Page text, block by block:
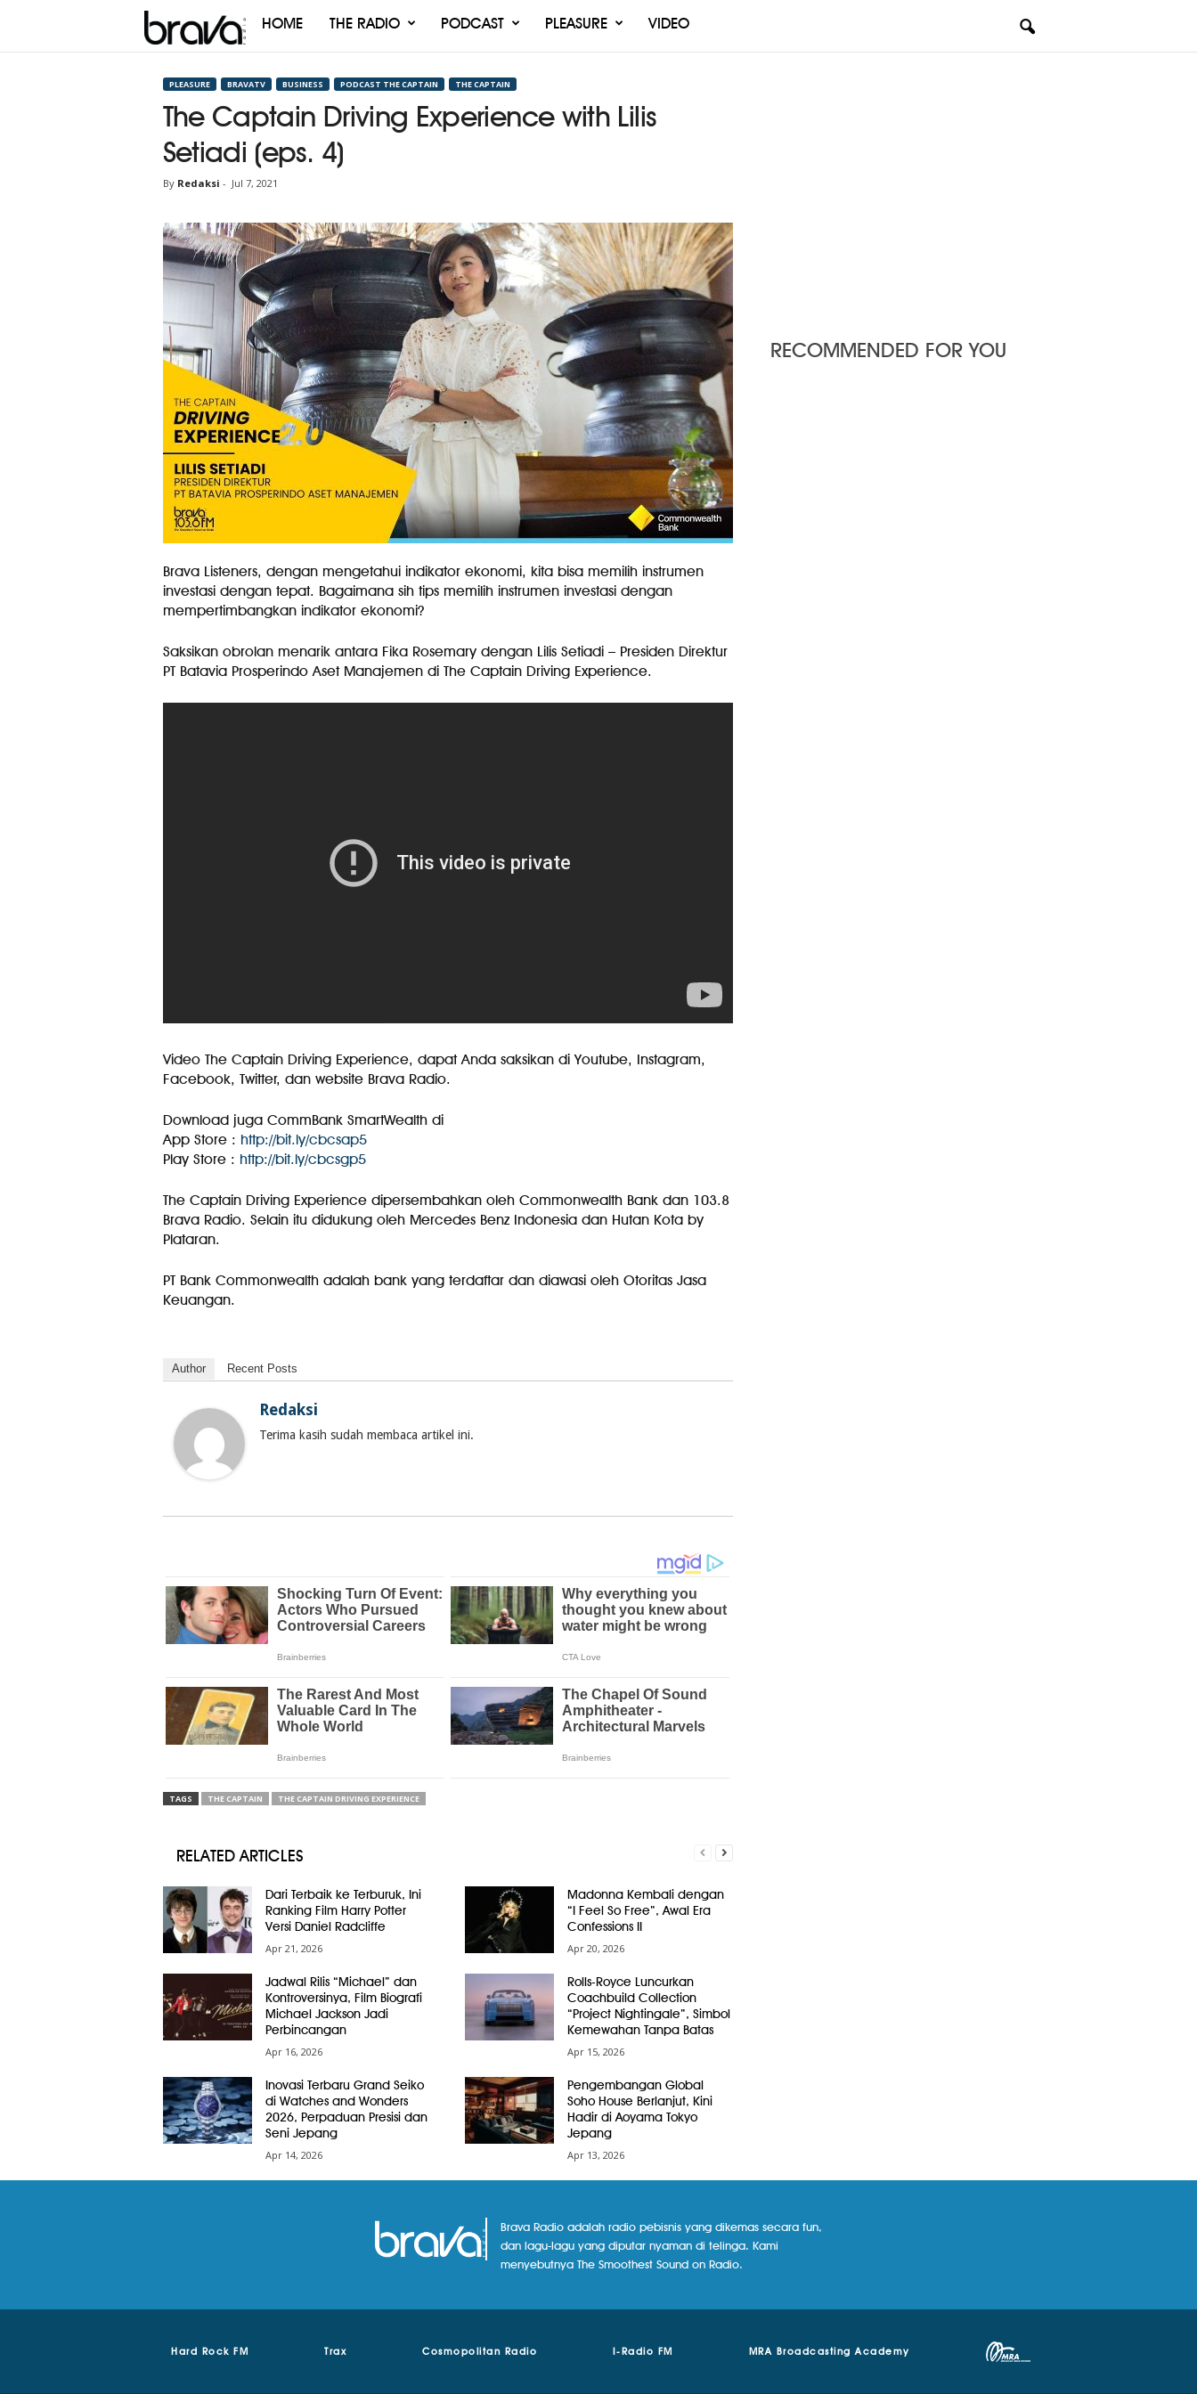
Brava
HOME THE RADIO PODCAST PLEASURE VIDEO
PLEASURE BRAVATV BUSINESS PODCAST THE CAPTAIN THE CAPTAIN
The Captain Driving Experience with Lilis
Setiadi (eps. 4)
By Redaksi - Jul 7, 2021
Brava Listeners, dengan mengetahui indikator ekonomi, kita bisa memilih instrumen
investasi dengan tepat.⁣ ⁣Bagaimana sih tips memilih instrumen investasi dengan
mempertimbangkan indikator ekonomi?⁣⁣ ⁣
Saksikan obrolan menarik antara Fika Rosemary dengan Lilis Setiadi – Presiden Direktur
PT Batavia Prosperindo Aset Manajemen di The Captain Driving Experience.⁣⁣⁣⁣ ⁣⁣⁣⁣
Video The Captain Driving Experience, dapat Anda saksikan di Youtube, Instagram,
Facebook, Twitter, dan website Brava Radio.⁣⁣⁣⁣
⁣⁣⁣⁣Download juga CommBank SmartWealth di
App Store : http://bit.ly/cbcsap5
Play Store : http://bit.ly/cbcsgp5⁣⁣⁣⁣
The Captain Driving Experience dipersembahkan oleh Commonwealth Bank dan 103.8
Brava Radio.⁣⁣⁣⁣ ⁣⁣⁣⁣Selain itu didukung oleh Mercedes Benz Indonesia dan Hutan Kota by
Plataran.⁣⁣⁣⁣ ⁣⁣⁣⁣
PT Bank Commonwealth adalah bank yang terdaftar dan diawasi oleh Otoritas Jasa
Keuangan.⁣⁣⁣⁣
Author Recent Posts
Redaksi
Terima kasih sudah membaca artikel ini.
TAGS THE CAPTAIN THE CAPTAIN DRIVING EXPERIENCE
RELATED ARTICLES
Dari Terbaik ke Terburuk, Ini
Ranking Film Harry Potter
Versi Daniel Radcliffe
Apr 21, 2026
Madonna Kembali dengan
“I Feel So Free”, Awal Era
Confessions II
Apr 20, 2026
Jadwal Rilis “Michael” dan
Kontroversinya, Film Biografi
Michael Jackson Jadi
Perbincangan
Apr 16, 2026
Rolls-Royce Luncurkan
Coachbuild Collection
“Project Nightingale”, Simbol
Kemewahan Tanpa Batas
Apr 15, 2026
Inovasi Terbaru Grand Seiko
di Watches and Wonders
2026, Perpaduan Presisi dan
Seni Jepang
Apr 14, 2026
Pengembangan Global
Soho House Berlanjut, Kini
Hadir di Aoyama Tokyo
Jepang
Apr 13, 2026
RECOMMENDED FOR YOU
Brava Radio adalah radio pebisnis yang dikemas secara fun,
dan lagu-lagu yang diputar nyaman di telinga. Kami
menyebutnya The Smoothest Sound on Radio.
Hard Rock FM Trax Cosmopolitan Radio I-Radio FM MRA Broadcasting Academy